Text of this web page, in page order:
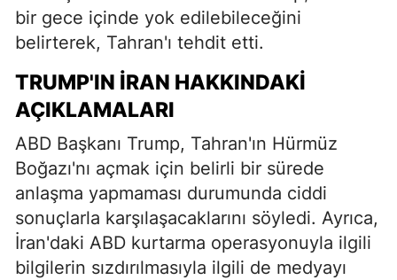
bir gece içinde yok edilebileceğini
belirterek, Tahran'ı tehdit etti.
TRUMP'IN İRAN HAKKINDAKI
AÇIKLAMALARI
ABD Başkanı Trump, Tahran'ın Hürmüz
Boğazı'nı açmak için belirli bir sürede
anlaşma yapmaması durumunda ciddi
sonuçlarla karşılaşacaklarını söyledi. Ayrıca,
İran'daki ABD kurtarma operasyonuyla ilgili
bilgilerin sızdırılmasıyla ilgili de medyayı